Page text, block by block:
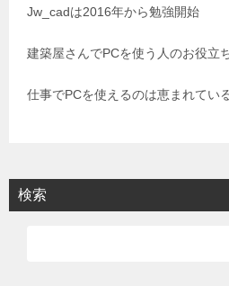
Jw_cadは2016年から勉強開始
建築屋さんでPCを使う人のお役立
仕事でPCを使えるのは恵まれてい
検索